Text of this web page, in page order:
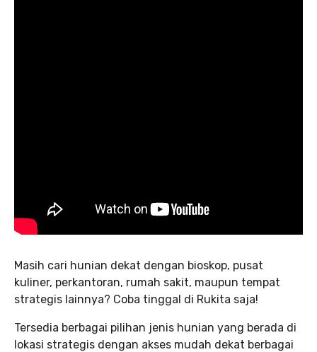
Masih cari hunian dekat dengan bioskop, pusat
kuliner, perkantoran, rumah sakit, maupun tempat
strategis lainnya? Coba tinggal di Rukita saja!
Tersedia berbagai pilihan jenis hunian yang berada di
lokasi strategis dengan akses mudah dekat berbagai